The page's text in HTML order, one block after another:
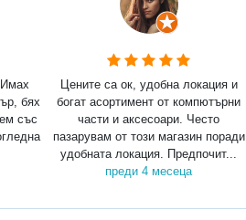
бях
със
Цените са ок, удобна локация и
богат асортимент от компютърни
части и аксесоари. Често
пазарувам от този магазин поради
удобната локация. Предпочит...
преди 4 месеца